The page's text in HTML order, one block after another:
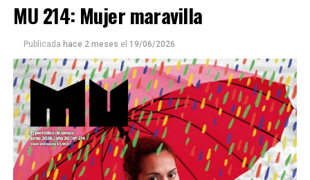
Este número 215 de MU ☝️viene con doble tapa, que
podría ser una frase:
Sin chamuyo, a remarla.
MU 214: Mujer maravilla
Publicada hace 2 meses el 19/06/2026